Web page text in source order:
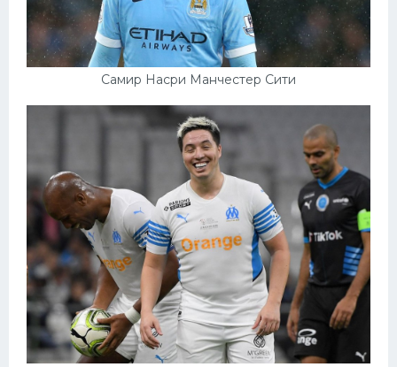
Самир Насри Манчестер Сити